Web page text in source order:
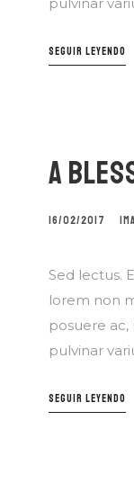
SEGUIR LEYENDO
A
16/02/2017
Sed lectus.
lorem non
posuere
pulvinar
SEGUIR LEYENDO